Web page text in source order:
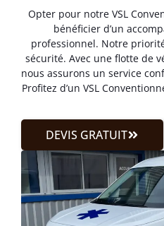
Opter pour notre VSL
bénéficier d’un
professionnel. Notre
sécurité. Avec une flotte de
nous assurons un service
Profitez d’un VSL
DEVIS GRATUIT